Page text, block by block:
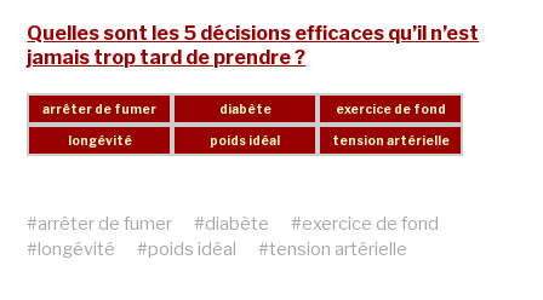
Quelles sont les 5 décisions efficaces qu’il n’est
jamais trop tard de prendre ?
#arrêter de fumer #diabète #exercice de fond
#longévité #poids idéal #tension artérielle